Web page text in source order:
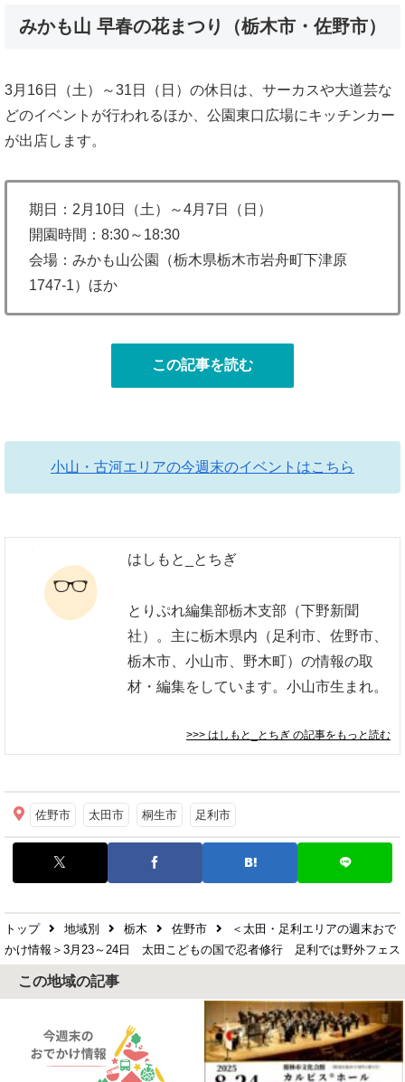
みかも山 早春の花まつり（栃木市・佐野市）
3月16日（土）～31日（日）の休日は、サーカスや大道芸な
どのイベントが行われるほか、公園東口広場にキッチンカー
が出店します。
期日：2月10日（土）～4月7日（日）
開園時間：8:30～18:30
会場：みかも山公園（栃木県栃木市岩舟町下津原
1747-1）ほか
この記事を読む
小山・古河エリアの今週末のイベントはこちら
はしもと_とちぎ
とりぷれ編集部栃木支部（下野新聞
社）。主に栃木県内（足利市、佐野市、
栃木市、小山市、野木町）の情報の取
材・編集をしています。小山市生まれ。
>>> はしもと_とちぎ の記事をもっと読む
佐野市 太田市 桐生市 足利市
トップ 地域別 栃木 佐野市
＜太田・足利エリアの週末おで
かけ情報＞3月23～24日 太田こどもの国で忍者修行 足利では野外フェス
この地域の記事